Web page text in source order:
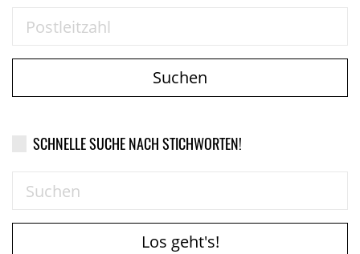
Suchen
SCHNELLE SUCHE NACH STICHWORTEN!
Los geht's!